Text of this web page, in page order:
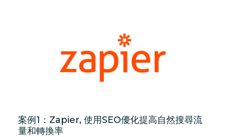
案例1：Zapier, 使用SEO優化提高自然搜尋流
量和轉換率